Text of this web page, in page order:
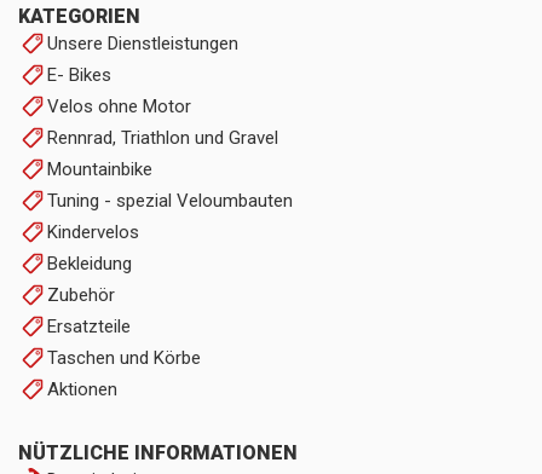
KATEGORIEN
Unsere Dienstleistungen
E- Bikes
Velos ohne Motor
Rennrad, Triathlon und Gravel
Mountainbike
Tuning - spezial Veloumbauten
Kindervelos
Bekleidung
Zubehör
Ersatzteile
Taschen und Körbe
Aktionen
NÜTZLICHE INFORMATIONEN